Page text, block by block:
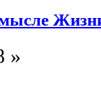
»